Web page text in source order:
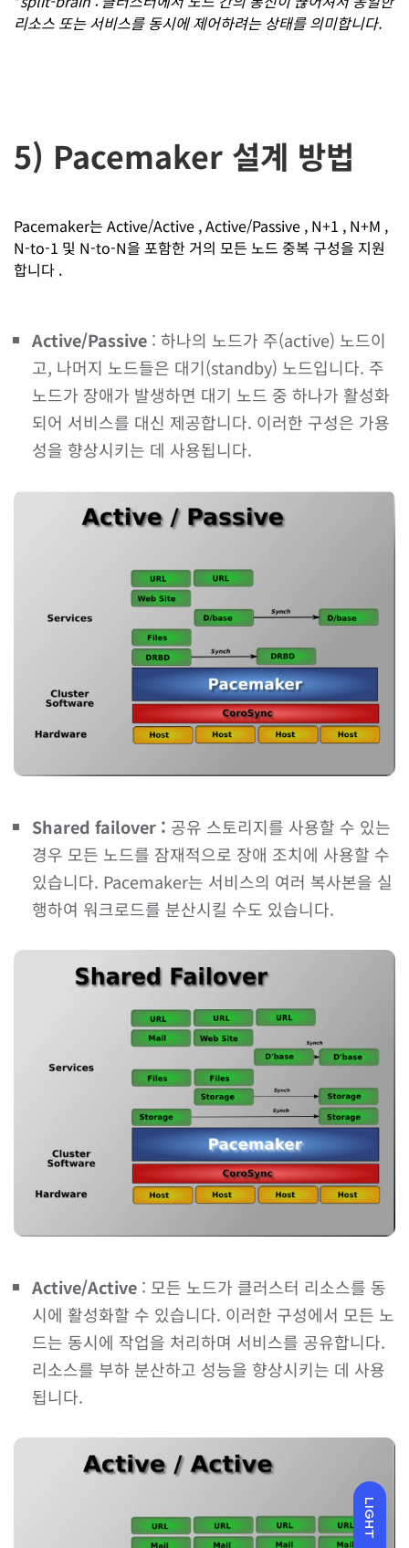
LIGHT
리소스 또는 서비스를 동시에 제어하려는 상태를 의미합니다.
5) Pacemaker 설계 방법
Pacemaker는 Active/Active , Active/Passive , N+1 , N+M ,
N-to-1 및 N-to-N을 포함한 거의 모든 노드 중복 구성을 지원
합니다 .
Active/Passive : 하나의 노드가 주(active) 노드이
고, 나머지 노드들은 대기(standby) 노드입니다. 주
노드가 장애가 발생하면 대기 노드 중 하나가 활성화
되어 서비스를 대신 제공합니다. 이러한 구성은 가용
성을 향상시키는 데 사용됩니다.
Shared failover : 공유 스토리지를 사용할 수 있는
경우 모든 노드를 잠재적으로 장애 조치에 사용할 수
있습니다. Pacemaker는 서비스의 여러 복사본을 실
행하여 워크로드를 분산시킬 수도 있습니다.
Active/Active : 모든 노드가 클러스터 리소스를 동
시에 활성화할 수 있습니다. 이러한 구성에서 모든 노
드는 동시에 작업을 처리하며 서비스를 공유합니다.
리소스를 부하 분산하고 성능을 향상시키는 데 사용
됩니다.